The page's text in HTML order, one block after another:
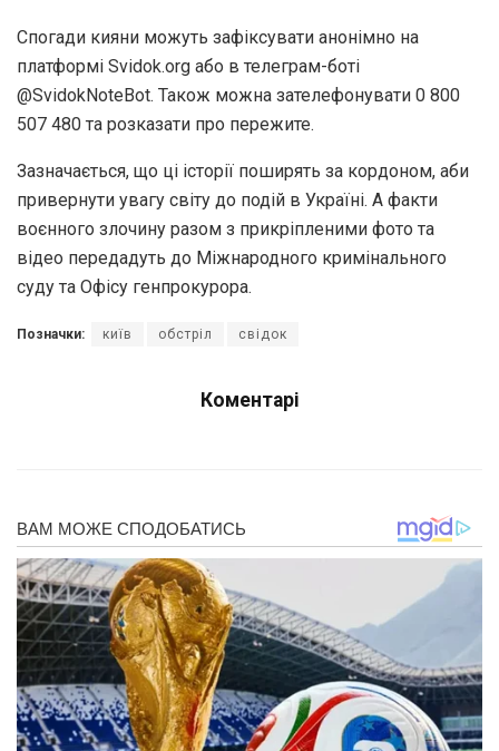
Спогади кияни можуть зафіксувати анонімно на
платформі Svidok.org або в телеграм-боті
@SvidokNoteBot. Також можна зателефонувати 0 800
507 480 та розказати про пережите.
Зазначається, що ці історії поширять за кордоном, аби
привернути увагу світу до подій в Україні. А факти
воєнного злочину разом з прикріпленими фото та
відео передадуть до Міжнародного кримінального
суду та Офісу генпрокурора.
Позначки: київ обстріл свідок
Коментарі